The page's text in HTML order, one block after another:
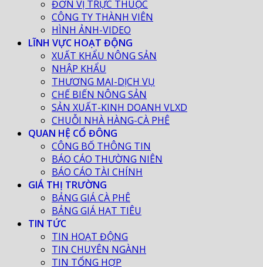
ĐƠN VỊ TRỰC THUỘC
CÔNG TY THÀNH VIÊN
HÌNH ẢNH-VIDEO
LĨNH VỰC HOẠT ĐỘNG
XUẤT KHẨU NÔNG SẢN
NHẬP KHẨU
THƯƠNG MẠI-DỊCH VỤ
CHẾ BIẾN NÔNG SẢN
SẢN XUẤT-KINH DOANH VLXD
CHUỖI NHÀ HÀNG-CÀ PHÊ
QUAN HỆ CỔ ĐÔNG
CÔNG BỐ THÔNG TIN
BÁO CÁO THƯỜNG NIÊN
BÁO CÁO TÀI CHÍNH
GIÁ THỊ TRƯỜNG
BẢNG GIÁ CÀ PHÊ
BẢNG GIÁ HẠT TIÊU
TIN TỨC
TIN HOẠT ĐỘNG
TIN CHUYÊN NGÀNH
TIN TỔNG HỢP